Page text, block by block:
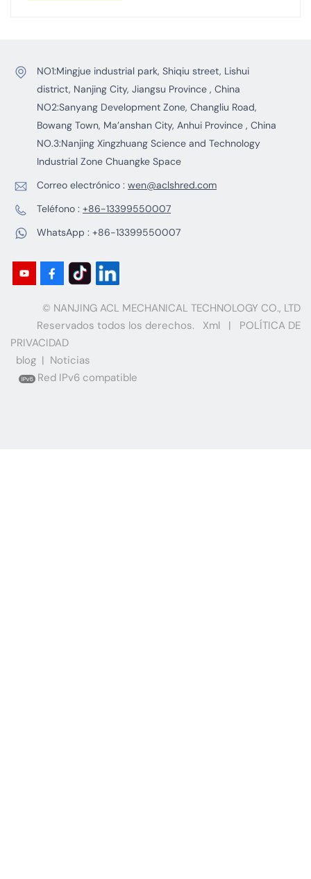
NO1:Mingjue industrial park, Shiqiu street, Lishui
district, Nanjing City, Jiangsu Province , China
NO2:Sanyang Development Zone, Changliu Road,
Bowang Town, Ma’anshan City, Anhui Province , China
NO.3:Nanjing Xingzhuang Science and Technology
Industrial Zone Chuangke Space
Correo electrónico : wen@aclshred.com
Teléfono : +86-13399550007
WhatsApp : +86-13399550007
© NANJING ACL MECHANICAL TECHNOLOGY CO., LTD
Reservados todos los derechos.
Xml |
POLÍTICA DE
PRIVACIDAD
blog | Noticias
Red IPv6 compatible